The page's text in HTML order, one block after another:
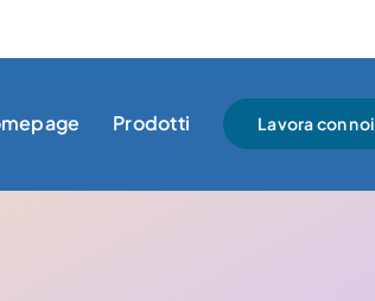
Prodotti Lavora con noi